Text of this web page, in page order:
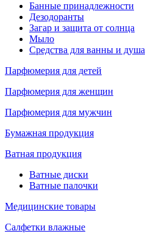
Банные принадлежности
Дезодоранты
Загар и защита от солнца
Мыло
Средства для ванны и душа
Парфюмерия для детей
Парфюмерия для женщин
Парфюмерия для мужчин
Бумажная продукция
Ватная продукция
Ватные диски
Ватные палочки
Медицинские товары
Салфетки влажные